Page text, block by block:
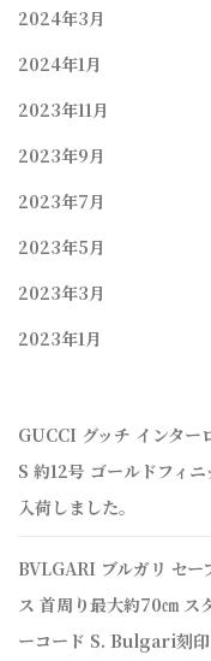
2024年3月
2024年1月
2023年11月
2023年9月
2023年7月
2023年5月
2023年3月
2023年1月
GUCCI グッチ インター
S 約12号 ゴールドフィ
入荷しました。
BVLGARI ブルガリ セー
ス 首周り最大約70㎝ ス
ーコード S. Bulgari刻印